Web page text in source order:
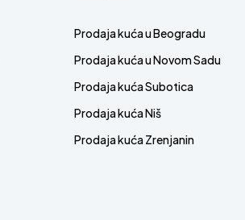
Prodaja kuća u Beogradu
Prodaja kuća u Novom Sadu
Prodaja kuća Subotica
Prodaja kuća Niš
Prodaja kuća Zrenjanin